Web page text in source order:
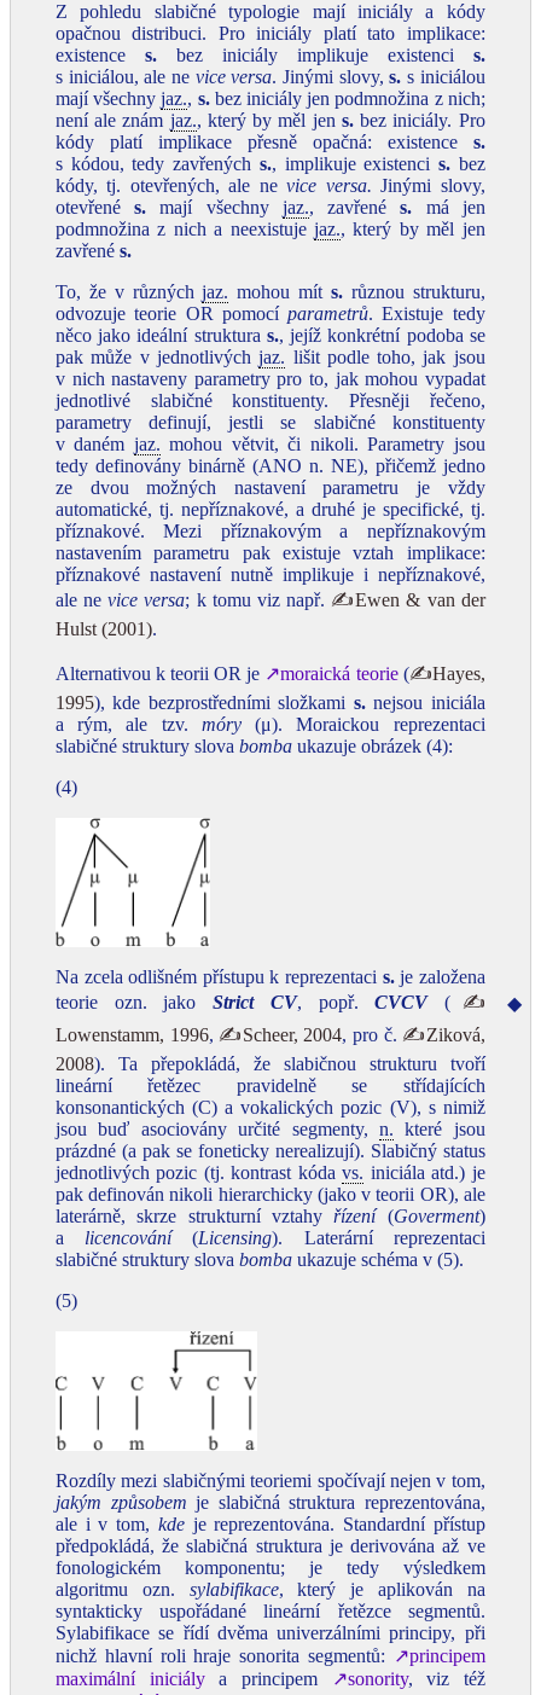
Z pohledu slabičné typologie mají iniciály a kódy
opačnou distribuci. Pro iniciály platí tato implikace:
existence s.bez iniciály implikuje existenci s.
s iniciálou, ale ne vice versa. Jinými slovy,s. s iniciálou
mají všechnyjaz., s.bez iniciály jen podmnožina z nich;
není ale znám jaz., který by měl jen s. bez iniciály. Pro
kódy platí implikace přesně opačná: existence s.
s kódou, tedy zavřených s., implikuje existencis. bez
kódy, tj. otevřených, ale nevice versa. Jinými slovy,
otevřenés. mají všechny jaz., zavřenés. má jen
podmnožina z nich a neexistujejaz., který by měl jen
zavřené s.
To, že v různýchjaz. mohou míts. různou strukturu,
odvozuje teorie OR pomocíparametrů. Existuje tedy
něco jako ideální struktura s., jejíž konkrétní podoba se
pak může v jednotlivýchjaz. lišit podle toho, jak jsou
v nich nastaveny parametry pro to, jak mohou vypadat
jednotlivé slabičné konstituenty. Přesněji řečeno,
parametry definují, jestli se slabičné konstituenty
v daném jaz. mohou větvit, či nikoli. Parametry jsou
tedy definovány binárně (ANO n. NE), přičemž jedno
ze dvou možných nastavení parametru je vždy
automatické, tj. nepříznakové, a druhé je specifické, tj.
příznakové. Mezi příznakovým a nepříznakovým
nastavením parametru pak existuje vztah implikace:
příznakové nastavení nutně implikuje i nepříznakové,
ale nevice versa; k tomu viz např. ✍Ewen & van der
Hulst (2001).
Alternativou k teorii OR je ↗moraická teorie(✍Hayes,
1995), kde bezprostředními složkami s.nejsou iniciála
a rým, ale tzv. móry (μ). Moraickou reprezentaci
slabičné struktury slova bomba ukazuje obrázek (4):
(4)
Na zcela odlišném přístupu k reprezentaci s.je založena
teorie ozn. jakoStrict CV, popř.CVCV( ✍
Lowenstamm, 1996, ✍Scheer, 2004, pro č. ✍Ziková,
2008). Ta přepokládá, že slabičnou strukturu tvoří
lineární řetězec pravidelně se střídajících
konsonantických (C) a vokalických pozic (V), s nimiž
jsou buď asociovány určité segmenty, n. které jsou
prázdné (a pak se foneticky nerealizují). Slabičný status
jednotlivých pozic (tj. kontrast kódavs. iniciála atd.) je
pak definován nikoli hierarchicky (jako v teorii OR), ale
laterárně, skrze strukturní vztahyřízení(Goverment)
a licencování(Licensing). Laterární reprezentaci
slabičné struktury slova bomba ukazuje schéma v (5).
(5)
Rozdíly mezi slabičnými teoriemi spočívají nejen v tom,
jakým způsobem je slabičná struktura reprezentována,
ale i v tom, kdeje reprezentována. Standardní přístup
předpokládá, že slabičná struktura je derivována až ve
fonologickém komponentu; je tedy výsledkem
algoritmu ozn. sylabifikace, který je aplikován na
syntakticky uspořádané lineární řetězce segmentů.
Sylabifikace se řídí dvěma univerzálními principy, při
nichž hlavní roli hraje sonorita segmentů: ↗principem
maximální iniciálya principem ↗sonority, viz též
◆